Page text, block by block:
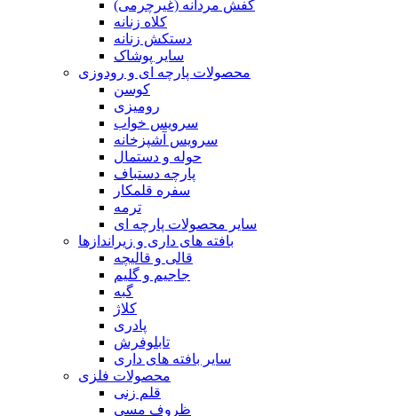
کفش مردانه (غیرچرمی)
کلاه زنانه
دستکش زنانه
سایر پوشاک
محصولات پارچه ای و رودوزی
کوسن
رومیزی
سرویس خواب
سرویس آشپزخانه
حوله و دستمال
پارچه دستباف
سفره قلمکار
ترمه
سایر محصولات پارچه ای
بافته های داری و زیراندازها
قالی و قالیچه
جاجیم و گلیم
گبه
کلاژ
پادری
تابلوفرش
سایر بافته های داری
محصولات فلزی
قلم زنی
ظروف مسی